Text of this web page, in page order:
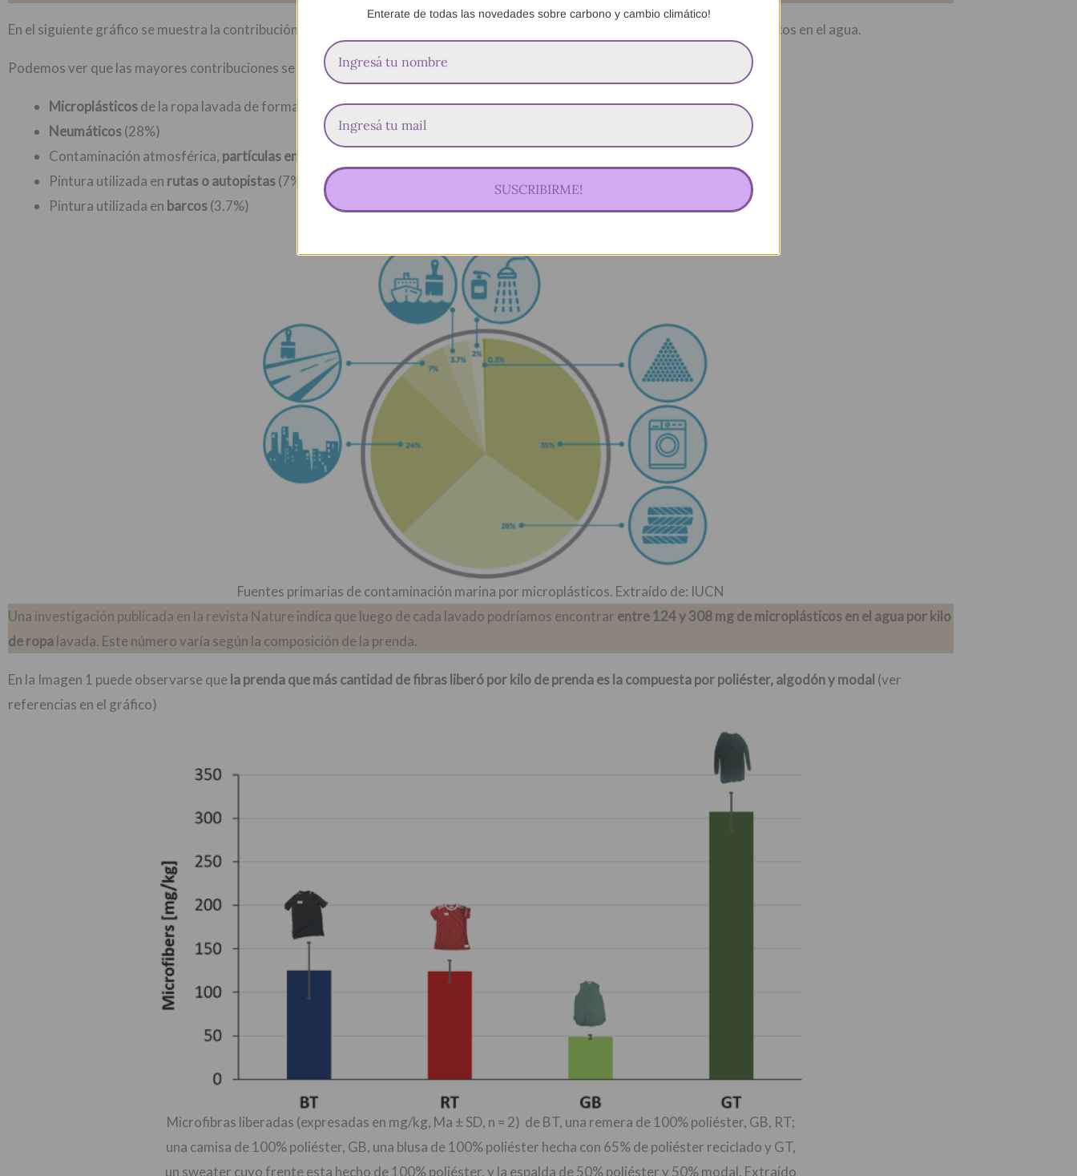
En el siguiente gráfico se muestra la contribución de distintas fuentes primarias a la contaminación de los océanos por microplásticos en el agua.
Podemos ver que las mayores contribuciones se deben a:
Microplásticosde la ropa lavada de forma industrial o doméstica (36%)
Neumáticos(28%)
Contaminación atmosférica, partículas en el aire
Pintura utilizada en rutas o autopistas(7%)
Pintura utilizada en barcos(3.7%)
Fuentes primarias de contaminación marina por microplásticos. Extraído de: IUCN
Una investigación publicada en la revista Nature indica que luego de cada lavado podríamos encontrar entre 124 y 308 mg de microplásticos en el agua por kilo
de ropalavada. Este número varía según la composición de la prenda.
En la Imagen 1 puede observarse que la prenda que más cantidad de fibras liberó por kilo de prenda es la compuesta por poliéster, algodón y modal (ver
referencias en el gráfico)
Microfibras liberadas (expresadas en mg/kg, Ma ± SD, n = 2) de BT, una remera de 100% poliéster, GB, RT;
una camisa de 100% poliéster, GB, una blusa de 100% poliéster hecha con 65% de poliéster reciclado y GT,
un sweater cuyo frente esta hecho de 100% poliéster, y la espalda de 50% poliéster y 50% modal. Extraído
Enterate de todas las novedades sobre carbono y cambio climático!
SUSCRIBIRME!